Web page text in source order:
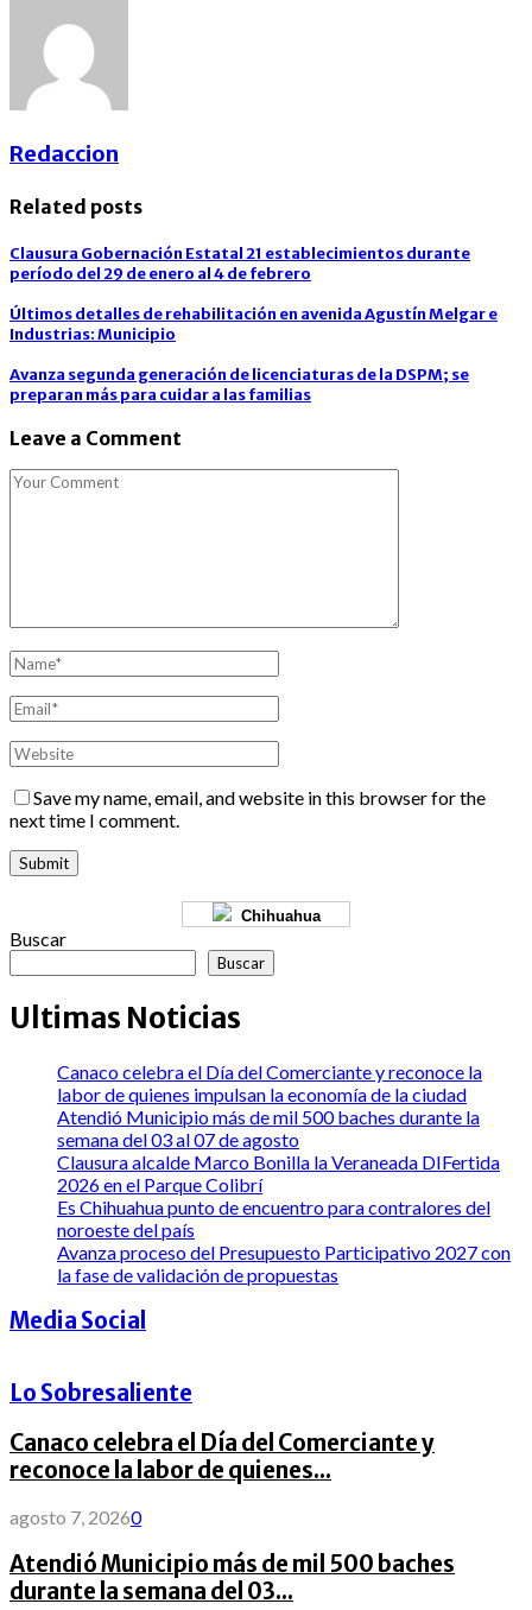
Redaccion
Related posts
Clausura Gobernación Estatal 21 establecimientos durante
período del 29 de enero al 4 de febrero
Últimos detalles de rehabilitación en avenida Agustín Melgar e
Industrias: Municipio
Avanza segunda generación de licenciaturas de la DSPM; se
preparan más para cuidar a las familias
Leave a Comment
Save my name, email, and website in this browser for the
next time I comment.
Chihuahua
Buscar
Buscar
Ultimas Noticias
Canaco celebra el Día del Comerciante y reconoce la
labor de quienes impulsan la economía de la ciudad
Atendió Municipio más de mil 500 baches durante la
semana del 03 al 07 de agosto
Clausura alcalde Marco Bonilla la Veraneada DIFertida
2026 en el Parque Colibrí
Es Chihuahua punto de encuentro para contralores del
noroeste del país
Avanza proceso del Presupuesto Participativo 2027 con
la fase de validación de propuestas
Media Social
Lo Sobresaliente
Canaco celebra el Día del Comerciante y
reconoce la labor de quienes...
agosto 7, 20260
Atendió Municipio más de mil 500 baches
durante la semana del 03...